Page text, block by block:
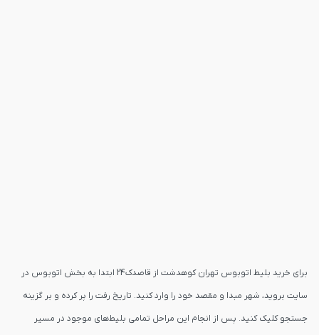
برای خرید بلیط اتوبوس تهران کوهدشت از قاصدک24 ابتدا به بخش اتوبوس در
سایت بروید، شهر مبدا و مقصد خود را وارد کنید. تاریخ رفت را پر کرده و بر گزینه
جستجو کلیک کنید. پس از انجام این مراحل تمامی بلیط‌های موجود در مسیر